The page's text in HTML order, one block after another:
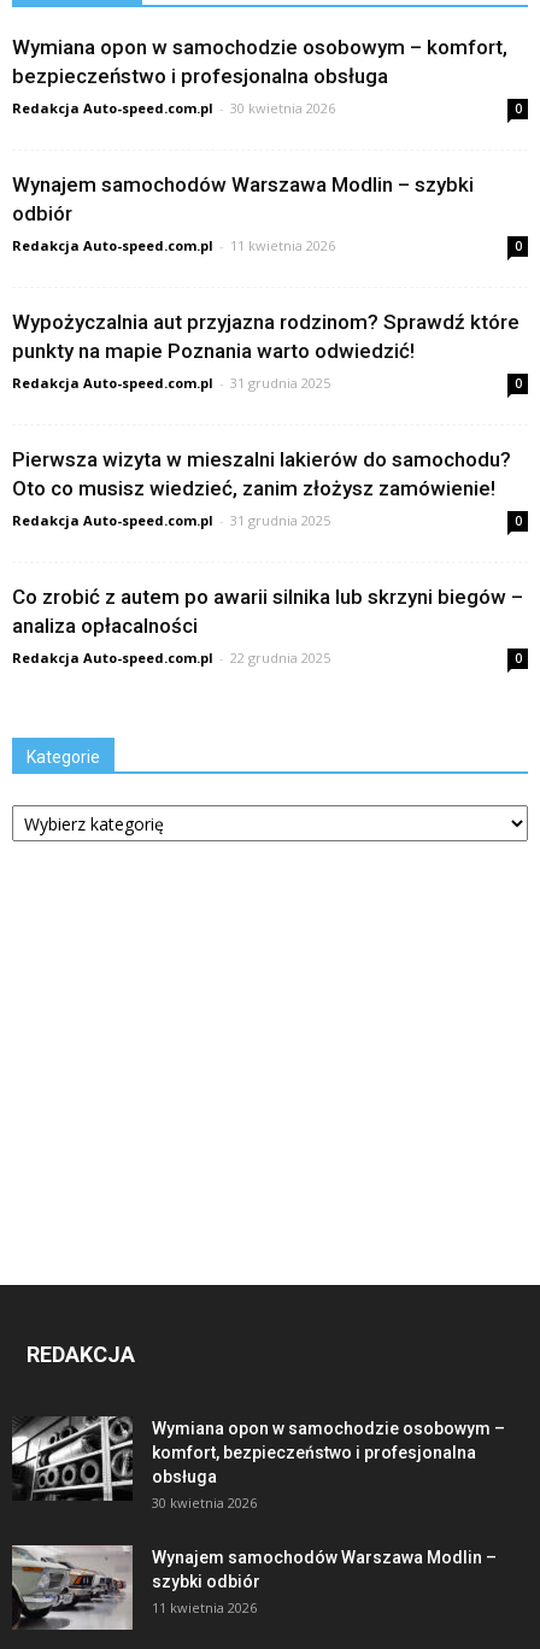
Wymiana opon w samochodzie osobowym – komfort,
bezpieczeństwo i profesjonalna obsługa
Redakcja Auto-speed.com.pl - 30 kwietnia 2026 0
Wynajem samochodów Warszawa Modlin – szybki
odbiór
Redakcja Auto-speed.com.pl - 11 kwietnia 2026 0
Wypożyczalnia aut przyjazna rodzinom? Sprawdź które
punkty na mapie Poznania warto odwiedzić!
Redakcja Auto-speed.com.pl - 31 grudnia 2025 0
Pierwsza wizyta w mieszalni lakierów do samochodu?
Oto co musisz wiedzieć, zanim złożysz zamówienie!
Redakcja Auto-speed.com.pl - 31 grudnia 2025 0
Co zrobić z autem po awarii silnika lub skrzyni biegów –
analiza opłacalności
Redakcja Auto-speed.com.pl - 22 grudnia 2025 0
Kategorie
Kategorie
REDAKCJA
Wymiana opon w samochodzie osobowym –
komfort, bezpieczeństwo i profesjonalna
obsługa
30 kwietnia 2026
Wynajem samochodów Warszawa Modlin –
szybki odbiór
11 kwietnia 2026